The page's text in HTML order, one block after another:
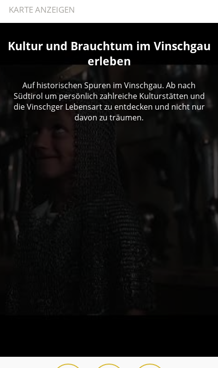
KARTE ANZEIGEN
Kultur und Brauchtum im Vinschgau
erleben
Auf historischen Spuren im Vinschgau. Ab nach
Südtirol um persönlich zahlreiche Kulturstätten und
die Vinschger Lebensart zu entdecken und nicht nur
davon zu träumen.